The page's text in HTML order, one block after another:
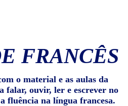
FRANCÊS
o material e as aulas da
falar, ouvir, ler e escrever no
fluência na língua francesa.